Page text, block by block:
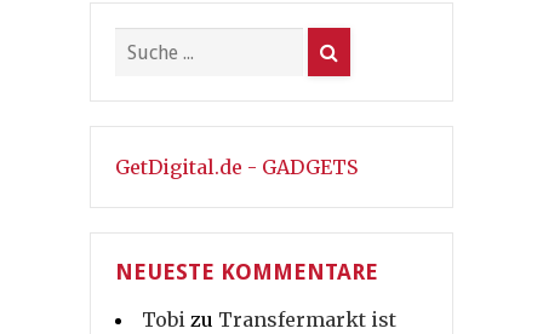
GetDigital.de - GADGETS
NEUESTE KOMMENTARE
Tobi zu Transfermarkt ist